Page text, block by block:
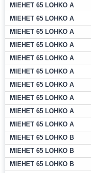
MIEHET 65 LOHKO A
MIEHET 65 LOHKO A
MIEHET 65 LOHKO A
MIEHET 65 LOHKO A
MIEHET 65 LOHKO A
MIEHET 65 LOHKO A
MIEHET 65 LOHKO A
MIEHET 65 LOHKO A
MIEHET 65 LOHKO A
MIEHET 65 LOHKO A
MIEHET 65 LOHKO B
MIEHET 65 LOHKO B
MIEHET 65 LOHKO B